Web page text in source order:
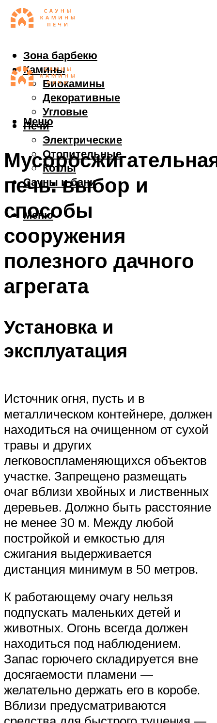
Зона барбекю
Камины
Биокамины
Декоративные
Угловые
Печи
Электрические
Отопительные
Котлы
Сауны и бани
Меню
Меню
печь: выбор и
способы
сооружения
полезного дачного
агрегата
Установка и
эксплуатация
Источник огня, пусть и в
металлическом контейнере, должен
находиться на очищенном от сухой
травы и других
легковоспламеняющихся объектов
участке. Запрещено размещать
очаг вблизи хвойных и лиственных
деревьев. Должно быть расстояние
не менее 30 м. Между любой
постройкой и емкостью для
сжигания выдерживается
дистанция минимум в 50 метров.
К работающему очагу нельзя
подпускать маленьких детей и
животных. Огонь всегда должен
находиться под наблюдением.
Запас горючего складируется вне
досягаемости пламени —
желательно держать его в коробе.
Вблизи предусматриваются